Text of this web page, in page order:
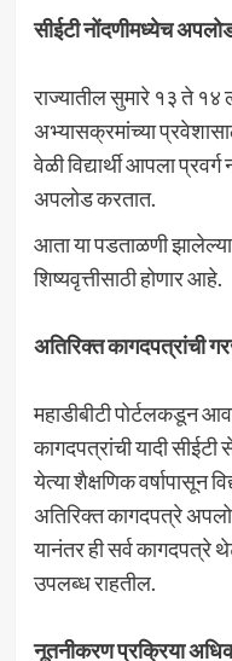
सीईटी नोंदणीमध्येच
राज्यातील सुमारे १३ ते १४
अभ्यासक्रमांच्या
वेळी विद्यार्थी आपला
अपलोड करतात.
आता या पडताळणी
शिष्यवृत्तीसाठी होणार आहे.
अतिरिक्त कागदपत्रांची
महाडीबीटी पोर्टलकडून
कागदपत्रांची यादी
येत्या शैक्षणिक वर्षापासून
अतिरिक्त कागदपत्रे
यानंतर ही सर्व कागदपत्रे
उपलब्ध राहतील.
नूतनीकरण प्रक्रिया